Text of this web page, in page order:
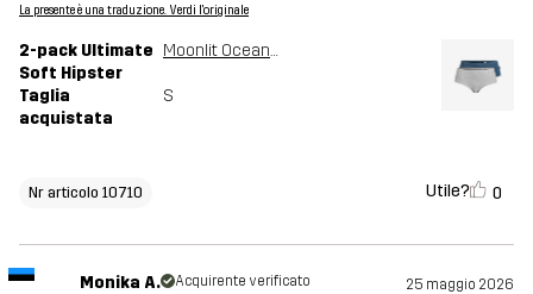
La presente è una traduzione. Verdi l'originale
2-pack Ultimate
Soft Hipster
Moonlit Ocean/Grey Melange
Taglia
acquistata
S
Nr articolo 10710 Utile? 0
Monika A. Acquirente verificato 25 maggio 2026